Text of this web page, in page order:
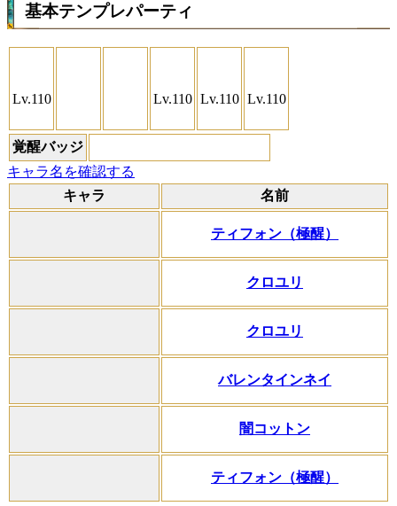
基本テンプレパーティ
Lv.110 Lv.110 Lv.110 Lv.110
覚醒バッジ
キャラ名を確認する
キャラ
名前
ティフォン（極醒）
クロユリ
クロユリ
バレンタインネイ
闇コットン
ティフォン（極醒）